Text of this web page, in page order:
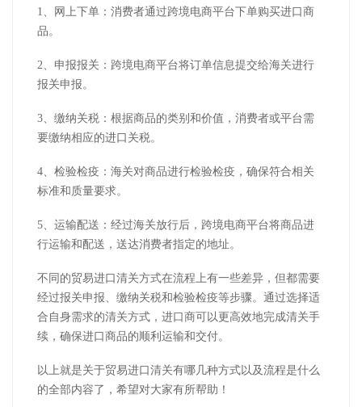
1、网上下单：消费者通过跨境电商平台下单购买进口商
品。
2、申报报关：跨境电商平台将订单信息提交给海关进行
报关申报。
3、缴纳关税：根据商品的类别和价值，消费者或平台需
要缴纳相应的进口关税。
4、检验检疫：海关对商品进行检验检疫，确保符合相关
标准和质量要求。
5、运输配送：经过海关放行后，跨境电商平台将商品进
行运输和配送，送达消费者指定的地址。
不同的贸易进口清关方式在流程上有一些差异，但都需要
经过报关申报、缴纳关税和检验检疫等步骤。通过选择适
合自身需求的清关方式，进口商可以更高效地完成清关手
续，确保进口商品的顺利运输和交付。
以上就是关于贸易进口清关有哪几种方式以及流程是什么
的全部内容了，希望对大家有所帮助！